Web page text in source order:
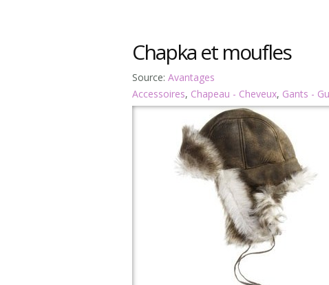
Chapka et moufles
Source: Avantages
Accessoires, Chapeau - Cheveux, Gants -